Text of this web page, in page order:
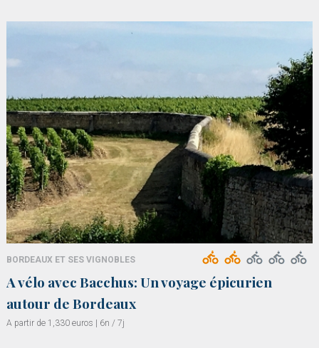
BORDEAUX ET SES VIGNOBLES
A vélo avec Bacchus: Un voyage épicurien
autour de Bordeaux
A partir de 1,330 euros | 6n / 7j